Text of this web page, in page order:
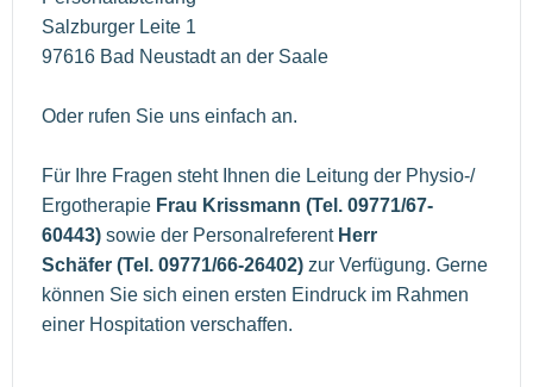
Salzburger Leite 1
97616 Bad Neustadt an der Saale
Oder rufen Sie uns einfach an.
Für Ihre Fragen steht Ihnen die Leitung der Physio-/
Ergotherapie Frau Krissmann (Tel. 09771/67-
60443) sowie der Personalreferent Herr
Schäfer (Tel. 09771/66-26402) zur Verfügung. Gerne
können Sie sich einen ersten Eindruck im Rahmen
einer Hospitation verschaffen.